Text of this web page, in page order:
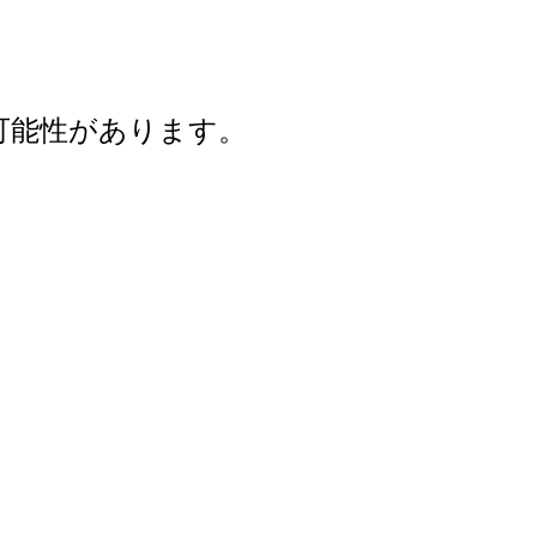
性があります。